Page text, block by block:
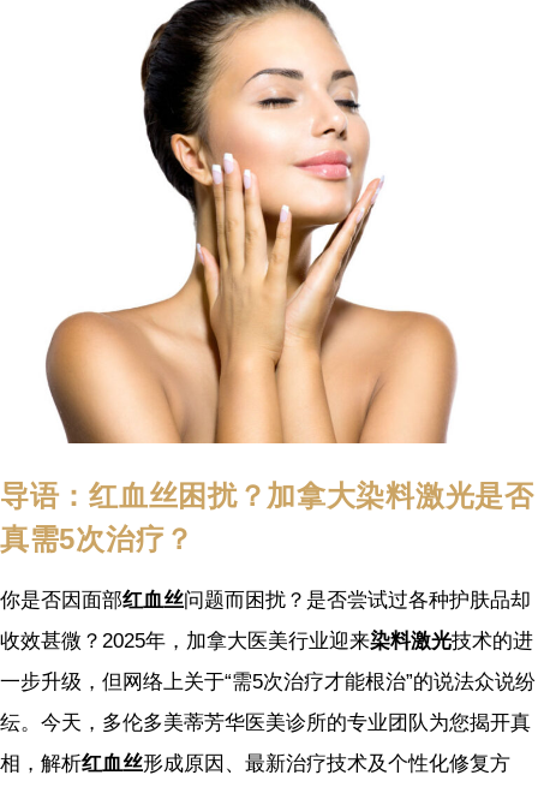
导语：红血丝困扰？加拿大染料激光是否
真需5次治疗？
你是否因面部红血丝问题而困扰？是否尝试过各种护肤品却
收效甚微？2025年，加拿大医美行业迎来染料激光技术的进
一步升级，但网络上关于“需5次治疗才能根治”的说法众说纷
纭。今天，多伦多美蒂芳华医美诊所的专业团队为您揭开真
相，解析红血丝形成原因、最新治疗技术及个性化修复方